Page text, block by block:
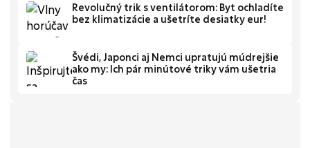
Revolučný trik s ventilátorom: Byt ochladíte
bez klimatizácie a ušetríte desiatky eur!
Švédi, Japonci aj Nemci upratujú múdrejšie
ako my: Ich pár minútové triky vám ušetria
čas